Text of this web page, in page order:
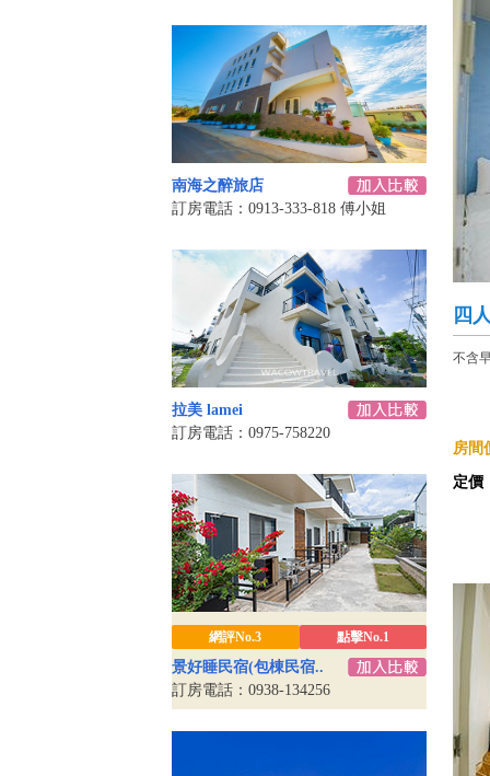
南海之醉旅店
訂房電話：0913-333-818 傅小姐
拉美 lamei
訂房電話：0975-758220
網評No.3 點擊No.1
景好睡民宿(包棟民宿..
訂房電話：0938-134256
四
不含
房間
定價